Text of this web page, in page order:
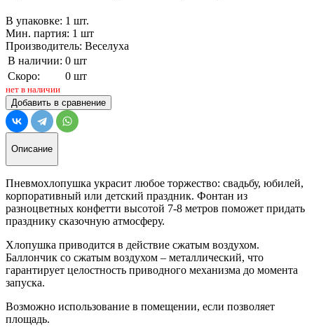
В упаковке: 1 шт.
Мин. партия: 1 шт
Производитель: Веселуха
В наличии: 0 шт
Скоро:
0 шт
нет в наличии
Добавить в сравнение
Описание
Пневмохлопушка украсит любое торжество: свадьбу, юбилей,
корпоративный или детский праздник. Фонтан из
разноцветных конфетти высотой 7-8 метров поможет придать
празднику сказочную атмосферу.
Хлопушка приводится в действие сжатым воздухом.
Баллончик со сжатым воздухом – металлический, что
гарантирует целостность приводного механизма до момента
запуска.
Возможно использование в помещении, если позволяет
площадь.